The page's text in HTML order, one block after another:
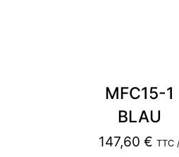
MFC15-1
BLAU
147,60 € TTC